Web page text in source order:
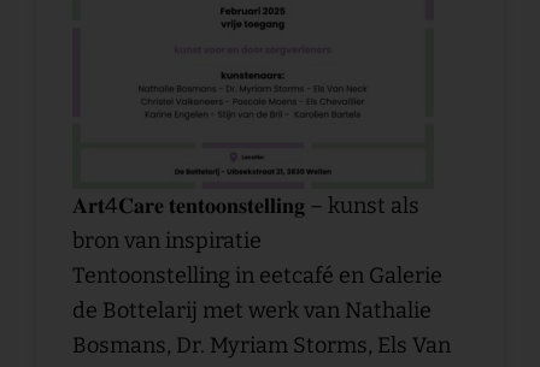
𝐀𝐫𝐭4𝐂𝐚𝐫𝐞 𝐭𝐞𝐧𝐭𝐨𝐨𝐧𝐬𝐭𝐞𝐥𝐥𝐢𝐧𝐠 – kunst als
bron van inspiratie
Tentoonstelling in eetcafé en Galerie
de Bottelarij met werk van Nathalie
Bosmans, Dr. Myriam Storms, Els Van